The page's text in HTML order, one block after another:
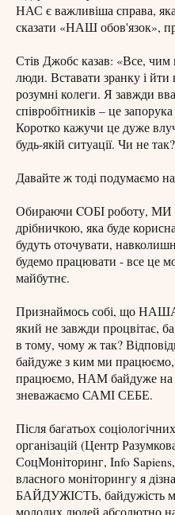
НАС є важливіша справа,
сказати «НАШ обов'язок»,
Стів Джобс казав: «Все, чим
люди. Вставати зранку і
розумні колеги. Я завжди
співробітників – це
Коротко кажучи це дуже
будь-якій ситуації. Чи не так?
Давайте ж тоді подумаємо
Обираючи CОБІ роботу, МИ
дрібничкою, яка буде
будуть оточувати,
будемо працювати - все
майбутнє.
Признаймось собі, що НАША
який не завжди процвітає,
в тому, чому ж так?
байдуже з ким ми
працюємо, НАМ байдуже
зневажаємо САМІ СЕБЕ.
Після багатьох
організацій (Центр
СоцМоніторинг, Info
власного моніторингу я
БАЙДУЖІСТЬ, байдужість
молодих людей абсолютно